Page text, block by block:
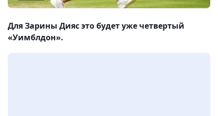
Для Зарины Дияс это будет уже четвертый
«Уимблдон».